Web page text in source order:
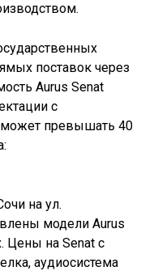
поставок через
Aurus Senat
с
может превышать 40
на ул.
модели Aurus
Цены на Senat с
аудиосистема